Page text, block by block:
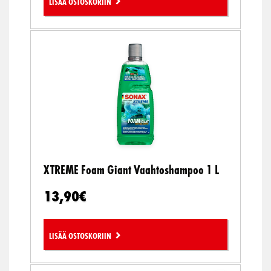
XTREME Foam Giant Vaahtoshampoo 1 L
13,90€
Lisää ostoskoriin